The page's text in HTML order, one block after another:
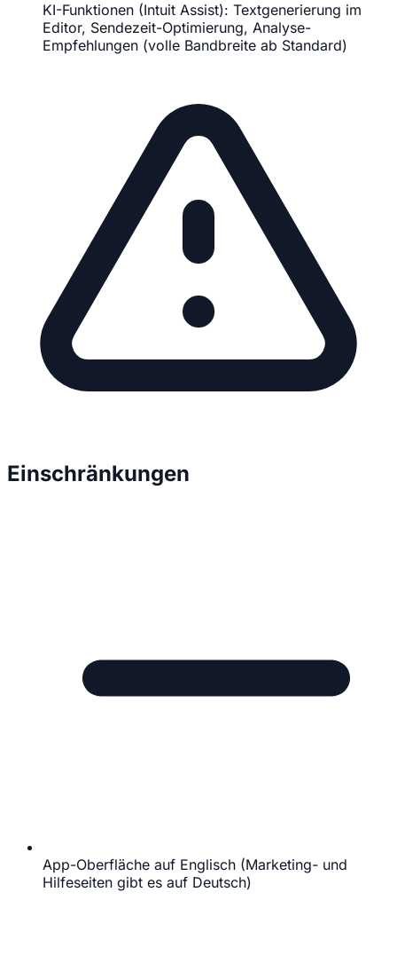
KI-Funktionen (Intuit Assist): Textgenerierung im
Editor, Sendezeit-Optimierung, Analyse-
Empfehlungen (volle Bandbreite ab Standard)
Einschränkungen
App-Oberfläche auf Englisch (Marketing- und
Hilfeseiten gibt es auf Deutsch)